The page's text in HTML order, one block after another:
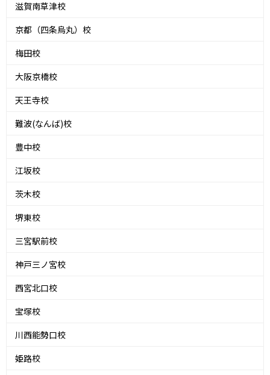
滋賀南草津校
京都（四条烏丸）校
梅田校
大阪京橋校
天王寺校
難波(なんば)校
豊中校
江坂校
茨木校
堺東校
三宮駅前校
神戸三ノ宮校
西宮北口校
宝塚校
川西能勢口校
姫路校